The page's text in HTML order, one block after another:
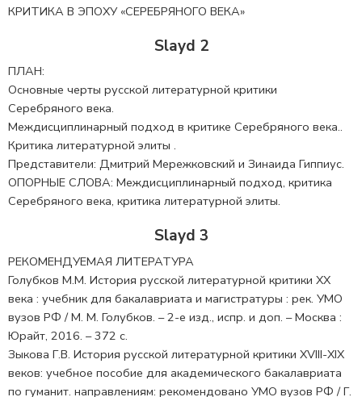
КРИТИКА В ЭПОХУ «СЕРЕБРЯНОГО ВЕКА»
Slayd 2
ПЛАН:
Основные черты русской литературной критики
Серебряного века.
Междисциплинарный подход в критике Серебряного века..
Критика литературной элиты .
Представители: Дмитрий Мережковский и Зинаида Гиппиус.
ОПОРНЫЕ СЛОВА: Междисциплинарный подход, критика
Серебряного века, критика литературной элиты.
Slayd 3
РЕКОМЕНДУЕМАЯ ЛИТЕРАТУРА
Голубков М.М. История русской литературной критики ХХ
века : учебник для бакалавриата и магистратуры : рек. УМО
вузов РФ / М. М. Голубков. – 2-е изд., испр. и доп. – Москва :
Юрайт, 2016. – 372 с.
Зыкова Г.В. История русской литературной критики XVIII-XIX
веков: учебное пособие для академического бакалавриата
по гуманит. направлениям: рекомендовано УМО вузов РФ / Г.